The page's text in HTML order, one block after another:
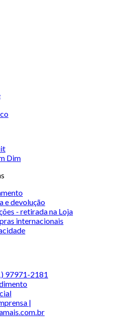
Dim
e devolução
- retirada na Loja
internacionais
97971-2181
|